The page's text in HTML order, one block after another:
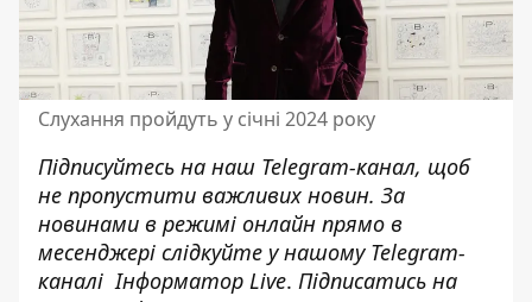
Слухання пройдуть у січні 2024 року
Підписуйтесь на наш Telegram-канал, щоб
не пропустити важливих новин. За
новинами в режимі онлайн прямо в
месенджері слідкуйте у нашому Telegram-
каналіІнформатор Live. Підписатись на